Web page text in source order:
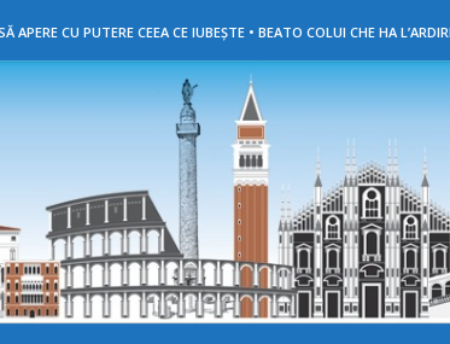
CU PUTERE CEEA CE IUBEȘTE • BEATO COLUI CHE HA